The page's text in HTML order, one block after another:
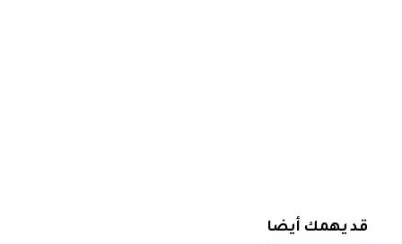
قد يهمك أيضا